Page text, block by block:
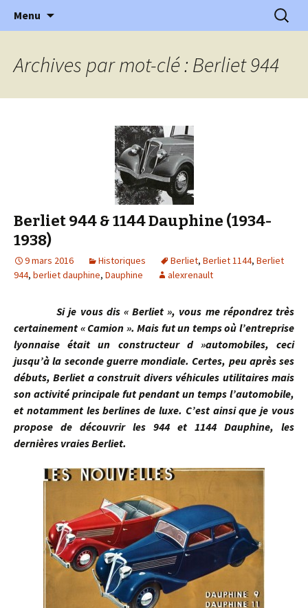
l'Automobile Ancienne
l'automobile ancienne : articles, historiques
…
Menu
Archives par mot-clé : Berliet 944
Berliet 944 & 1144 Dauphine (1934-
1938)
9 mars 2016 Historiques Berliet, Berliet 1144, Berliet
944, berliet dauphine, Dauphine alexrenault
Si je vous dis « Berliet », vous me répondrez très
certainement « Camion ». Mais fut un temps où l’entreprise
lyonnaise était un constructeur d »automobiles, ceci
jusqu’à la seconde guerre mondiale. Certes, peu après ses
débuts, Berliet a construit divers véhicules utilitaires mais
son activité principale fut pendant un temps l’automobile,
et notamment les berlines de luxe. C’est ainsi que je vous
propose de découvrir les 944 et 1144 Dauphine, les
dernières vraies Berliet.